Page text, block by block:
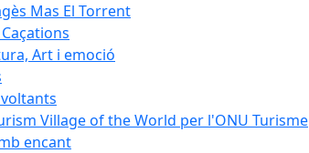
Mas El Torrent
Art i emoció
Village of the World per l'ONU Turisme
encant